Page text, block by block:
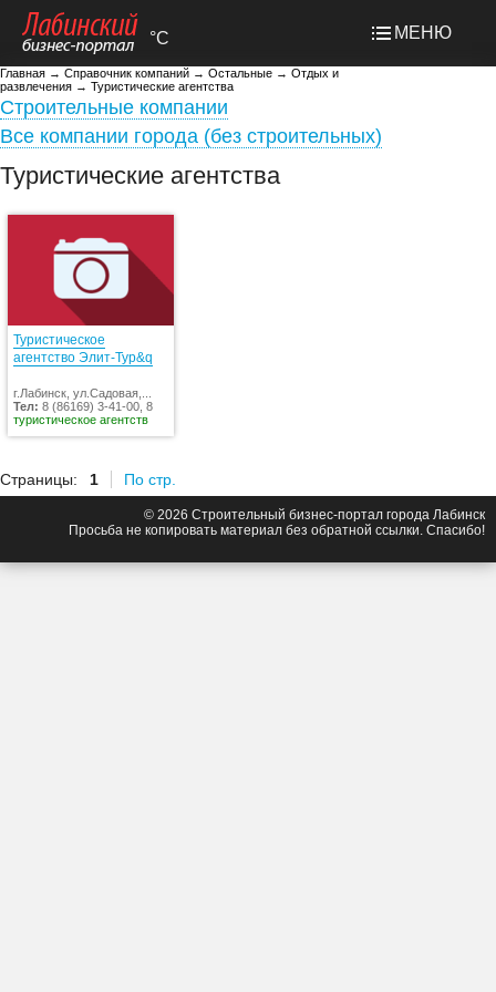
°C МЕНЮ
Главная → Справочник компаний → Остальные → Отдых и
развлечения → Туристические агентства
Строительные компании
Все компании города (без строительных)
Туристические агентства
Туристическое
агентство Элит-Тур&q
г.Лабинск, ул.Садовая,...
Тел: 8 (86169) 3-41-00, 8
туристическое агентств
Страницы: 1 По стр.
© 2026 Строительный бизнес-портал города Лабинск
Просьба не копировать материал без обратной ссылки. Спасибо!